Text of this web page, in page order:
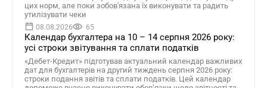
цих норм, але поки зобов'язана їх виконувати та радить
утилізувати чеки
08.08.2026 65
Календар бухгалтера на 10 – 14 серпня 2026 року:
усі строки звітування та сплати податків
«Дебет-Кредит» підготував актуальний календар важливих
дат для бухгалтерів на другий тиждень серпня 2026 року:
строки подання звітів та сплати податків. Цей календар